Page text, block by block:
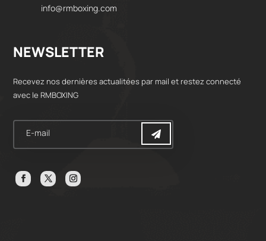
info@rmboxing.com
NEWSLETTER
Recevez nos dernières actualitées par mail et restez connecté
avec le RMBOXING